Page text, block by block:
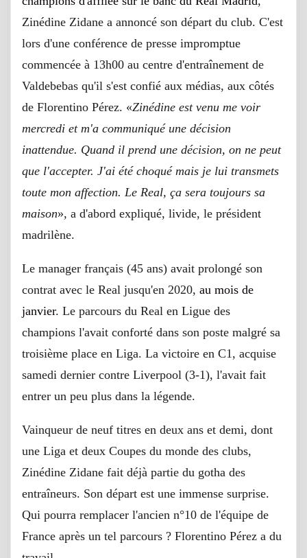
Zinédine Zidane a annoncé son départ du club. C'est
lors d'une conférence de presse impromptue
commencée à 13h00 au centre d'entraînement de
Valdebebas qu'il s'est confié aux médias, aux côtés
de Florentino Pérez. «Zinédine est venu me voir
mercredi et m'a communiqué une décision
inattendue. Quand il prend une décision, on ne peut
que l'accepter. J'ai été choqué mais je lui transmets
toute mon affection. Le Real, ça sera toujours sa
maison», a d'abord expliqué, livide, le président
madrilène.
Le manager français (45 ans) avait prolongé son
contrat avec le Real jusqu'en 2020, au mois de
janvier. Le parcours du Real en Ligue des
champions l'avait conforté dans son poste malgré sa
troisième place en Liga. La victoire en C1, acquise
samedi dernier contre Liverpool (3-1), l'avait fait
entrer un peu plus dans la légende.
Vainqueur de neuf titres en deux ans et demi, dont
une Liga et deux Coupes du monde des clubs,
Zinédine Zidane fait déjà partie du gotha des
entraîneurs. Son départ est une immense surprise.
Qui pourra remplacer l'ancien n°10 de l'équipe de
France après un tel parcours ? Florentino Pérez a du